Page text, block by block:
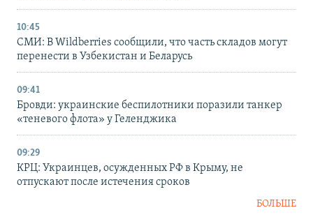
10:45
СМИ: В Wildberries сообщили, что часть складов могут
перенести в Узбекистан и Беларусь
09:41
Бровди: украинские беспилотники поразили танкер
«теневого флота» у Геленджика
09:29
КРЦ: Украинцев, осужденных РФ в Крыму, не
отпускают после истечения сроков
БОЛЬШЕ